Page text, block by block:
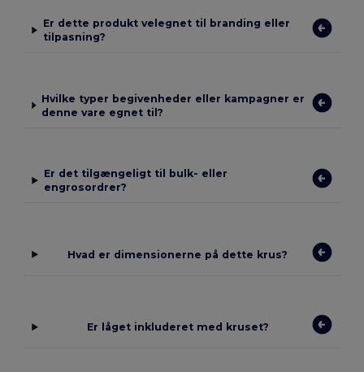
Er dette produkt velegnet til branding eller
tilpasning?
Hvilke typer begivenheder eller kampagner er
denne vare egnet til?
Er det tilgængeligt til bulk- eller
engrosordrer?
Hvad er dimensionerne på dette krus?
Er låget inkluderet med kruset?